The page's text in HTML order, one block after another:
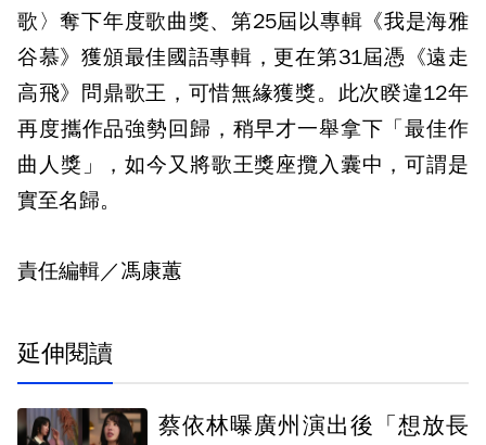
歌〉奪下年度歌曲獎、第25屆以專輯《我是海雅
谷慕》獲頒最佳國語專輯，更在第31屆憑《遠走
高飛》問鼎歌王，可惜無緣獲獎。此次睽違12年
再度攜作品強勢回歸，稍早才一舉拿下「最佳作
曲人獎」，如今又將歌王獎座攬入囊中，可謂是
實至名歸。
責任編輯／馮康蕙
延伸閱讀
蔡依林曝廣州演出後「想放長